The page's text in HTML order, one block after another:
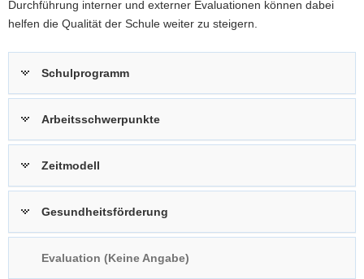
e
i
g
o
n
i
Durchführung interner und externer Evaluationen können dabei
helfen die Qualität der Schule weiter zu steigern.
Schulprogramm
Arbeitsschwerpunkte
Zeitmodell
Gesundheitsförderung
Evaluation (Keine Angabe)